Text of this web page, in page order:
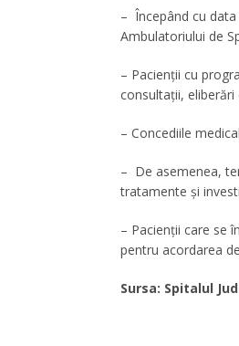
– Începând cu
Ambulatoriului de
– Pacienții cu
consultații,
– Concediile
– De asemenea,
tratamente și
– Pacienții care se
pentru acordarea
Sursa: Spitalul